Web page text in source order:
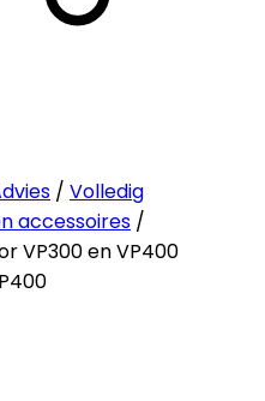
/ Volledig
accessoires /
VP300 en VP400